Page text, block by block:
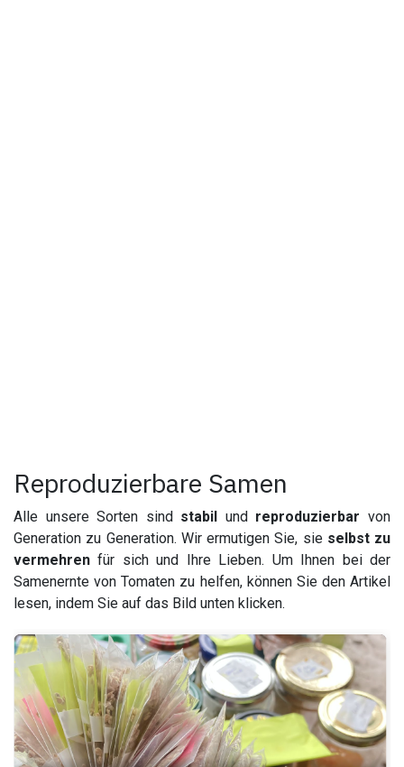
Reproduzierbare Samen
Alle unsere Sorten sind stabil und reproduzierbarvon
Generation zu Generation. Wir ermutigen Sie, sie selbst zu
vermehrenfür sich und Ihre Lieben. Um Ihnen bei der
Samenernte von Tomaten zu helfen, können Sie den Artikel
lesen, indem Sie auf das Bild unten klicken.